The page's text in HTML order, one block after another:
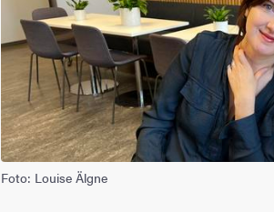
Foto: Louise Älgne